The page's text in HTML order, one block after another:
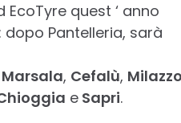
quest ‘ anno
dopo Pantelleria, sarà
Marsala, Cefalù,
e Sapri.